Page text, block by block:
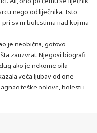
nego od liječnika. Isto
svim bolestima nad kojima
je neobična, gotovo
zauzvrat. Njegovi biografi
ako je nekome bila
veća ljubav od one
teške bolove, bolesti i